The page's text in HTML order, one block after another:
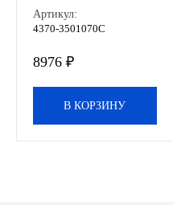
Лампы
Артикул:
4370-3501070С
8976 ₽
В КОРЗИНУ